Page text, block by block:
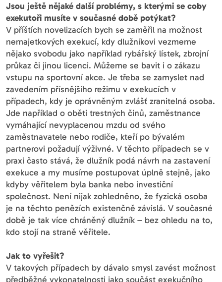
Jsou ještě nějaké další problémy, s kterými se coby
exekutoři musíte v současné době potýkat?
V příštích novelizacích bych se zaměřil na možnost
nemajetkových exekucí, kdy dlužníkovi vezmeme
nějako svobodu jako například rybářský lístek, zbrojní
průkaz či jinou licenci. Můžeme se bavit i o zákazu
vstupu na sportovní akce. Je třeba se zamyslet nad
zavedením přísnějšího režimu v exekucích v
případech, kdy je oprávněným zvlášť zranitelná osoba.
Jde například o oběti trestných činů, zaměstnance
vymáhající nevyplacenou mzdu od svého
zaměstnavatele nebo rodiče, kteří po bývalém
partnerovi požadují výživné. V těchto případech se v
praxi často stává, že dlužník podá návrh na zastavení
exekuce a my musíme postupovat úplně stejně, jako
kdyby věřitelem byla banka nebo investiční
společnost. Není nijak zohledněno, že fyzická osoba
je na těchto penězích existenčně závislá. V současné
době je tak více chráněný dlužník – bez ohledu na to,
kdo stojí na straně věřitele.
Jak to vyřešit?
V takových případech by dávalo smysl zavést možnost
předběžné vykonatelnosti jako součást exekučního